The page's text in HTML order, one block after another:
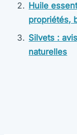
Huile
propriétés,
Silvets :
naturelles